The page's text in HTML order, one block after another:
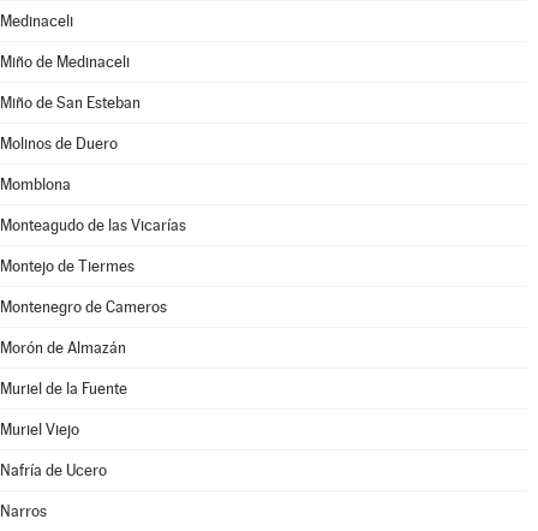
Medinaceli
Miño de Medinaceli
Miño de San Esteban
Molinos de Duero
Momblona
Monteagudo de las Vicarías
Montejo de Tiermes
Montenegro de Cameros
Morón de Almazán
Muriel de la Fuente
Muriel Viejo
Nafría de Ucero
Narros